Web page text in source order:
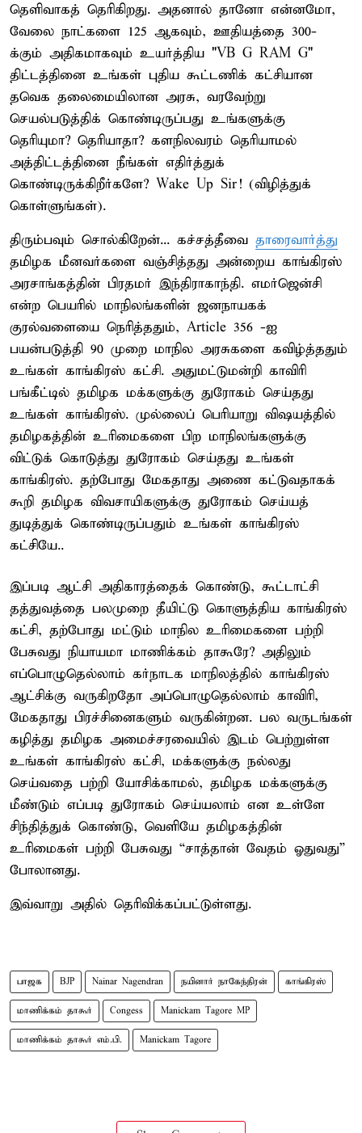
தெளிவாகத் தெரிகிறது. அதனால் தானோ என்னமோ,
வேலை நாட்களை 125 ஆகவும், ஊதியத்தை 300-
க்கும் அதிகமாகவும் உயர்த்திய "VB G RAM G"
திட்டத்தினை உங்கள் புதிய கூட்டணிக் கட்சியான
தவெக தலைமையிலான அரசு, வரவேற்று
செயல்படுத்திக் கொண்டிருப்பது உங்களுக்கு
தெரியுமா? தெரியாதா? களநிலவரம் தெரியாமல்
அத்திட்டத்தினை நீங்கள் எதிர்த்துக்
கொண்டிருக்கிறீர்களே? Wake Up Sir! (விழித்துக்
கொள்ளுங்கள்).
திரும்பவும் சொல்கிறேன்... கச்சத்தீவை தாரைவார்த்து
தமிழக மீனவர்களை வஞ்சித்தது அன்றைய காங்கிரஸ்
அரசாங்கத்தின் பிரதமர் இந்திராகாந்தி. எமர்ஜென்சி
என்ற பெயரில் மாநிலங்களின் ஜனநாயகக்
குரல்வளையை நெரித்ததும், Article 356 -ஐ
பயன்படுத்தி 90 முறை மாநில அரசுகளை கவிழ்த்ததும்
உங்கள் காங்கிரஸ் கட்சி. அதுமட்டுமன்றி காவிரி
பங்கீட்டில் தமிழக மக்களுக்கு துரோகம் செய்தது
உங்கள் காங்கிரஸ். முல்லைப் பெரியாறு விஷயத்தில்
தமிழகத்தின் உரிமைகளை பிற மாநிலங்களுக்கு
விட்டுக் கொடுத்து துரோகம் செய்தது உங்கள்
காங்கிரஸ். தற்போது மேகதாது அணை கட்டுவதாகக்
கூறி தமிழக விவசாயிகளுக்கு துரோகம் செய்யத்
துடித்துக் கொண்டிருப்பதும் உங்கள் காங்கிரஸ்
கட்சியே..
இப்படி ஆட்சி அதிகாரத்தைக் கொண்டு, கூட்டாட்சி
தத்துவத்தை பலமுறை தீயிட்டு கொளுத்திய காங்கிரஸ்
கட்சி, தற்போது மட்டும் மாநில உரிமைகளை பற்றி
பேசுவது நியாயமா மாணிக்கம் தாகூரே? அதிலும்
எப்பொழுதெல்லாம் கர்நாடக மாநிலத்தில் காங்கிரஸ்
ஆட்சிக்கு வருகிறதோ அப்பொழுதெல்லாம் காவிரி,
மேகதாது பிரச்சினைகளும் வருகின்றன. பல வருடங்கள்
கழித்து தமிழக அமைச்சரவையில் இடம் பெற்றுள்ள
உங்கள் காங்கிரஸ் கட்சி, மக்களுக்கு நல்லது
செய்வதை பற்றி யோசிக்காமல், தமிழக மக்களுக்கு
மீண்டும் எப்படி துரோகம் செய்யலாம் என உள்ளே
சிந்தித்துக் கொண்டு, வெளியே தமிழகத்தின்
உரிமைகள் பற்றி பேசுவது “சாத்தான் வேதம் ஓதுவது”
போலானது.
இவ்வாறு அதில் தெரிவிக்கப்பட்டுள்ளது.
பாஜக BJP Nainar Nagendran நயினார் நாகேந்திரன் காங்கிரஸ்
மாணிக்கம் தாகூர் Congess Manickam Tagore MP
மாணிக்கம் தாகூர் எம்.பி. Manickam Tagore